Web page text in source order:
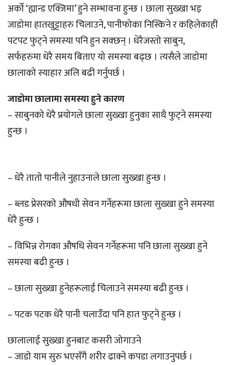
अर्को ‘ह्यान्ड एक्जिमा’ हुने सम्भावना हुन्छ । छाला सुख्खा भइ
जाडोमा हातखुट्टाहरु चिलाउने, पानीफोका निस्किने र कहिलेकाहीं
पटपट फुट्ने समस्या पनि हुन सक्छन् । धेरैजस्तो साबुन,
सर्फहरुमा धेरै समय बिताए यो समस्या बढ्छ । त्यसैले जाडोमा
छालाको स्याहार अलि बढी गर्नुपर्छ ।
जाडोमा छालामा समस्या हुने कारण
– साबुनको धेरै प्रयोगले छाला सुख्खा हुनुका साथै फुट्ने समस्या
हुन्छ ।
– धेरै तातो पानीले नुहाउनाले छाला सुख्खा हुन्छ ।
– ब्लड प्रेसरको औषधी सेवन गर्नेहरूमा छाला सुख्खा हुने समस्या
धेरै हुन्छ ।
– विभिन्न रोगका औषधि सेवन गर्नेहरूमा पनि छाला सुख्खा हुने
समस्या बढी हुन्छ ।
– छाला सुख्खा हुनेहरूलाई चिलाउने समस्या बढी हुन्छ ।
– पटक पटक धेरै पानी चलाउँदा पनि हात फुट्ने हुन्छ ।
छालालाई सुख्खा हुनबाट कसरी जोगाउने
– जाडो याम सुरु भएसँगै शरीर ढाक्ने कपडा लगाउनुपर्छ ।